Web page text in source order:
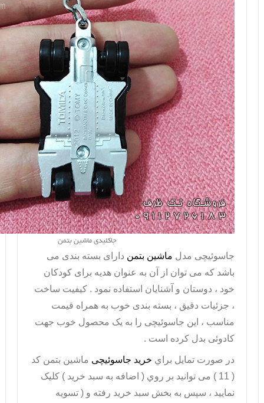
جاکلیدی ماشین بتمن
جاسوئیچی مدل ماشین بتمن دارای بسته بندی می
باشد که می توان از آن به عنوان هدیه برای کودکان
خود ، دوستان و آشنایان استفاده نمود . کیفیت ساخت
، جزئیات دقیق ، بسته بندی خوب به همراه قیمت
مناسب ، این جاسوئیچی را به یک محصول خوب جهت
کادوئی بدل کرده است .
در صورت تمايل براي خريد جاسوئیچی ماشین بتمن کد
( 11 ) می توانيد بر روي ( اضافه به سبد خريد ) کليک
نماييد ، سپس به بخش سبد خريد رفته و ( تسويه